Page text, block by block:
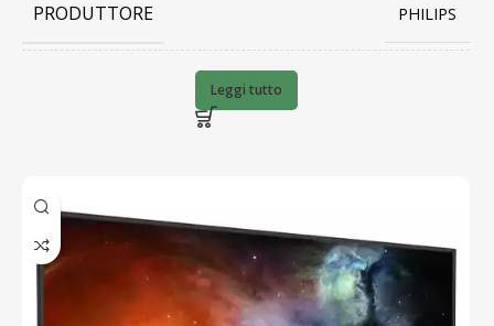
PRODUTTORE PHILIPS
Leggi tutto